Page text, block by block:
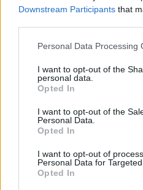
Downstream Participants that
Personal Data Processing
I want to opt-out of the
personal data.
Opted In
I want to opt-out of the
Personal Data.
Opted In
I want to opt-out of
Personal Data for Targeted
Opted In
Bare nails: Το μανικιούρ
που δεν φεύγει ποτέ από
NAILS ⸻ 07 JUL 2026